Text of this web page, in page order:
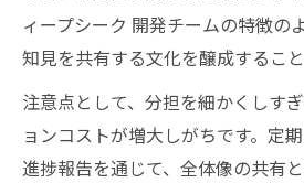
ィープシーク 開発チームの特徴の
知見を共有する文化を醸成すること
注意点として、分担を細かくしす
ョンコストが増大しがちです。定
進捗報告を通じて、全体像の共有